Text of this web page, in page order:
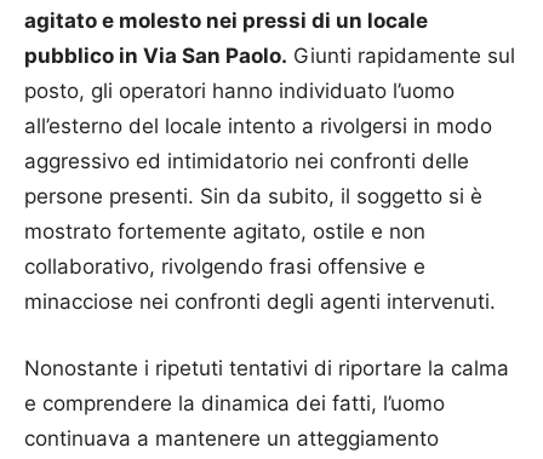
agitato e molesto nei pressi di un locale
pubblico in Via San Paolo. Giunti rapidamente sul
posto, gli operatori hanno individuato l’uomo
all’esterno del locale intento a rivolgersi in modo
aggressivo ed intimidatorio nei confronti delle
persone presenti. Sin da subito, il soggetto si è
mostrato fortemente agitato, ostile e non
collaborativo, rivolgendo frasi offensive e
minacciose nei confronti degli agenti intervenuti.
Nonostante i ripetuti tentativi di riportare la calma
e comprendere la dinamica dei fatti, l’uomo
continuava a mantenere un atteggiamento